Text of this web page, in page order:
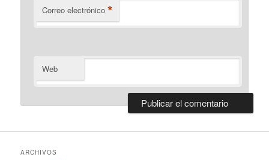
Correo electrónico *
Web
ARCHIVOS